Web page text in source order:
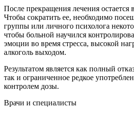
После прекращения лечения остается
Чтобы сократить ее, необходимо
группы или личного психолога
чтобы больной научился
эмоции во время стресса, высокой
алкоголь выходом.
Результатом является как полный
так и ограниченное редкое
контролем дозы.
Врачи и специалисты